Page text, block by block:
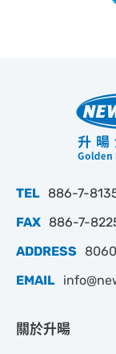
TEL 886-7-
FAX 886-7-
ADDRESS
EMAIL
關於升暘